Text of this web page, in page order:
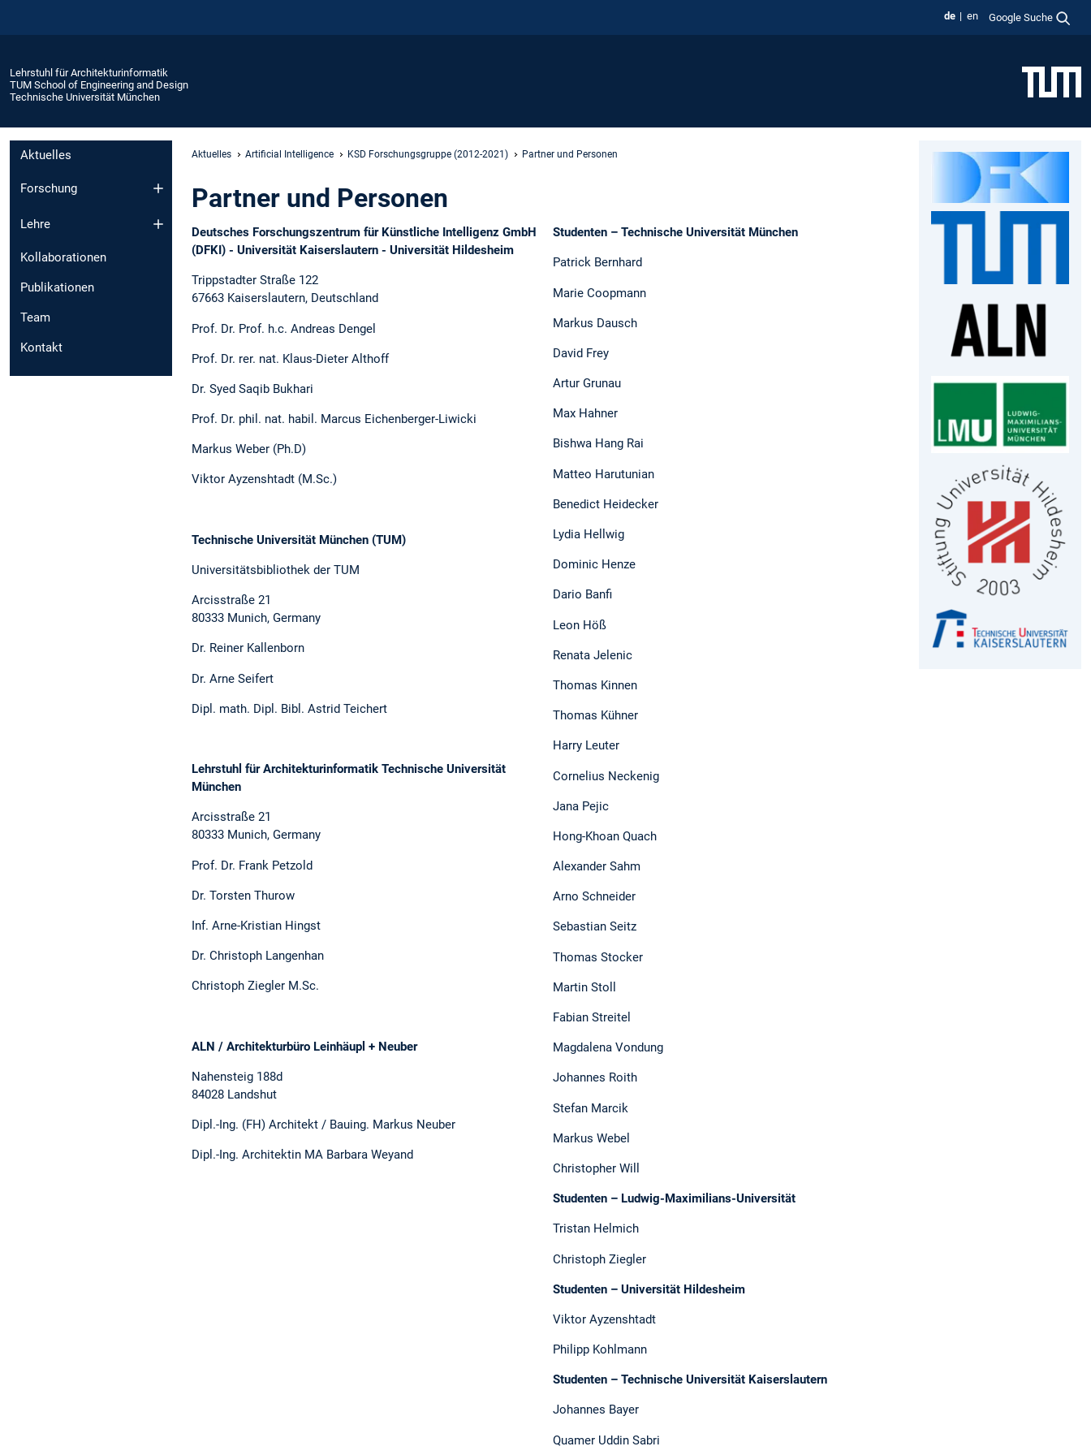
de en Google Suche
Lehrstuhl für Architekturinformatik
TUM School of Engineering and Design
Technische Universität München
Aktuelles
Forschung
Lehre
Kollaborationen
Publikationen
Team
Kontakt
Aktuelles Artificial Intelligence KSD Forschungsgruppe (2012-2021) Partner und Personen
Partner und Personen
Deutsches Forschungszentrum für Künstliche Intelligenz GmbH
(DFKI) - Universität Kaiserslautern - Universität Hildesheim
Trippstadter Straße 122
67663 Kaiserslautern, Deutschland
Prof. Dr. Prof. h.c. Andreas Dengel
Prof. Dr. rer. nat. Klaus-Dieter Althoff
Dr. Syed Saqib Bukhari
Prof. Dr. phil. nat. habil. Marcus Eichenberger-Liwicki
Markus Weber (Ph.D)
Viktor Ayzenshtadt (M.Sc.)
Technische Universität München (TUM)
Universitätsbibliothek der TUM
Arcisstraße 21
80333 Munich, Germany
Dr. Reiner Kallenborn
Dr. Arne Seifert
Dipl. math. Dipl. Bibl. Astrid Teichert
Lehrstuhl für Architekturinformatik Technische Universität
München
Arcisstraße 21
80333 Munich, Germany
Prof. Dr. Frank Petzold
Dr. Torsten Thurow
Inf. Arne-Kristian Hingst
Dr. Christoph Langenhan
Christoph Ziegler M.Sc.
ALN / Architekturbüro Leinhäupl + Neuber
Nahensteig 188d
84028 Landshut
Dipl.-Ing. (FH) Architekt / Bauing. Markus Neuber
Dipl.-Ing. Architektin MA Barbara Weyand
Studenten – Technische Universität München
Patrick Bernhard
Marie Coopmann
Markus Dausch
David Frey
Artur Grunau
Max Hahner
Bishwa Hang Rai
Matteo Harutunian
Benedict Heidecker
Lydia Hellwig
Dominic Henze
Dario Banfi
Leon Höß
Renata Jelenic
Thomas Kinnen
Thomas Kühner
Harry Leuter
Cornelius Neckenig
Jana Pejic
Hong-Khoan Quach
Alexander Sahm
Arno Schneider
Sebastian Seitz
Thomas Stocker
Martin Stoll
Fabian Streitel
Magdalena Vondung
Johannes Roith
Stefan Marcik
Markus Webel
Christopher Will
Studenten – Ludwig-Maximilians-Universität
Tristan Helmich
Christoph Ziegler
Studenten – Universität Hildesheim
Viktor Ayzenshtadt
Philipp Kohlmann
Studenten – Technische Universität Kaiserslautern
Johannes Bayer
Quamer Uddin Sabri